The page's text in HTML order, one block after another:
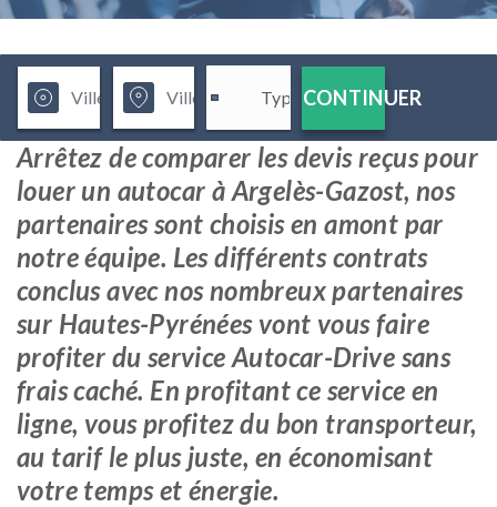
CONTINUER
Arrêtez de comparer les devis reçus pour
louer un autocar à Argelès-Gazost, nos
partenaires sont choisis en amont par
notre équipe. Les différents contrats
conclus avec nos nombreux partenaires
sur Hautes-Pyrénées vont vous faire
profiter du service Autocar-Drive sans
frais caché. En profitant ce service en
ligne, vous profitez du bon transporteur,
au tarif le plus juste, en économisant
votre temps et énergie.